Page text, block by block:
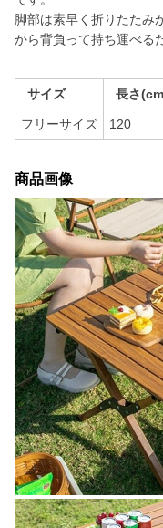
脚部は素早く折りたたみ
から背負って持ち運べる
サイズ 長さ
フリーサイズ 120
商品画像